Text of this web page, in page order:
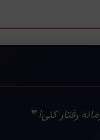
رفتار کنی! ❞